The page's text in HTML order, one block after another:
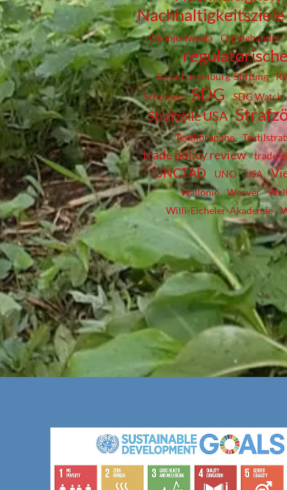
Okonjo-Iweala
Onlinehandel
Rosa-Luxemburg-Stiftung
Schulden
SDG SDG Watch
Strafzölle USA
Textilbranche
trade policy review trade-
UNCTAD UNO USA
Wallonie
Weaver
Willi-Eicheler-Akademie